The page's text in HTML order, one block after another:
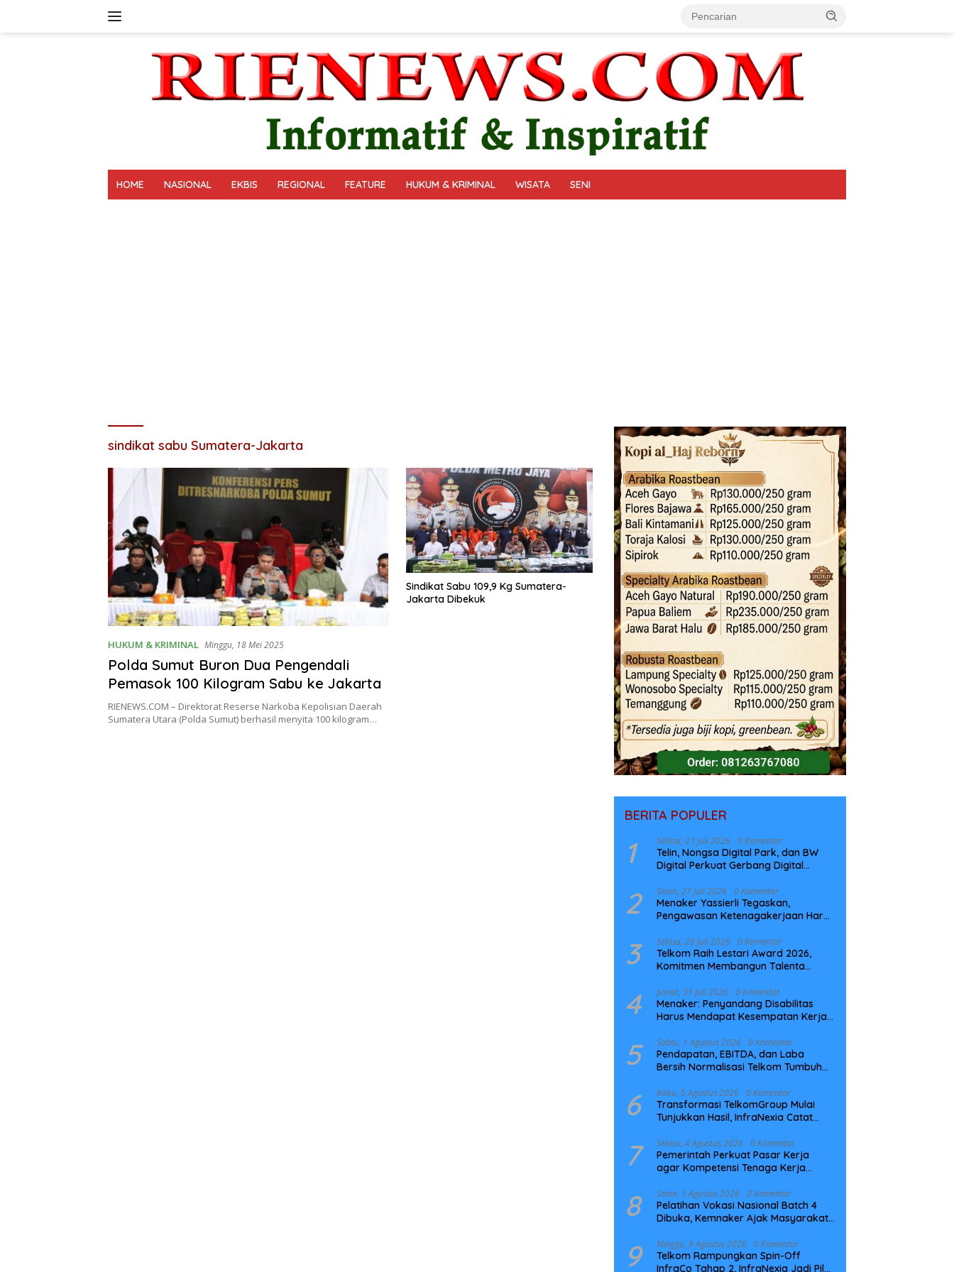
HOME NASIONAL EKBIS REGIONAL FEATURE HUKUM & KRIMINAL WISATA SENI
sindikat sabu Sumatera-Jakarta
HUKUM & KRIMINAL Minggu, 18 Mei 2025
Polda Sumut Buron Dua Pengendali
Pemasok 100 Kilogram Sabu ke Jakarta
RIENEWS.COM – Direktorat Reserse Narkoba Kepolisian Daerah
Sumatera Utara (Polda Sumut) berhasil menyita 100 kilogram…
Sindikat Sabu 109,9 Kg Sumatera-
Jakarta Dibekuk
BERITA POPULER
1 Selasa, 21 Juli 2026 0 Komentar
Telin, Nongsa Digital Park, dan BW
Digital Perkuat Gerbang Digital
NCC
2 Senin, 27 Juli 2026 0 Komentar
Menaker Yassierli Tegaskan,
Pengawasan Ketenagakerjaan Harus
3 Selasa, 28 Juli 2026 0 Komentar
Telkom Raih Lestari Award 2026,
Komitmen Membangun Talenta
4 Jumat, 31 Juli 2026 0 Komentar
Menaker: Penyandang Disabilitas
Harus Mendapat Kesempatan Kerja
5 Sabtu, 1 Agustus 2026 0 Komentar
Pendapatan, EBITDA, dan Laba
Bersih Normalisasi Telkom Tumbuh
6 Rabu, 5 Agustus 2026 0 Komentar
Transformasi TelkomGroup Mulai
Tunjukkan Hasil, InfraNexia Catat
Digital Nasional
7 Selasa, 4 Agustus 2026 0 Komentar
Pemerintah Perkuat Pasar Kerja
agar Kompetensi Tenaga Kerja
8 Senin, 3 Agustus 2026 0 Komentar
Pelatihan Vokasi Nasional Batch 4
Dibuka, Kemnaker Ajak Masyarakat
9 Minggu, 9 Agustus 2026 0 Komentar
Telkom Rampungkan Spin-Off
InfraCo Tahap 2, InfraNexia Jadi Pilar